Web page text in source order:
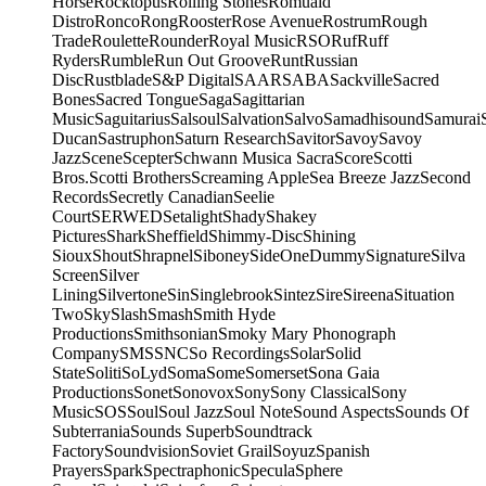
DistroRoncoRongRoosterRose AvenueRostrumRough
TradeRouletteRounderRoyal MusicRSORufRuff
RydersRumbleRun Out GrooveRuntRussian
DiscRustbladeS&P DigitalSAARSABASackvilleSacred
BonesSacred TongueSagaSagittarian
MusicSaguitariusSalsoulSalvationSalvoSamadhisoundSamurai
DucanSastruphonSaturn ResearchSavitorSavoySavoy
JazzSceneScepterSchwann Musica SacraScoreScotti
Bros.Scotti BrothersScreaming AppleSea Breeze JazzSecond
RecordsSecretly CanadianSeelie
CourtSERWEDSetalightShadyShakey
PicturesSharkSheffieldShimmy-DiscShining
SiouxShoutShrapnelSiboneySideOneDummySignatureSilva
ScreenSilver
LiningSilvertoneSinSinglebrookSintezSireSireenaSituation
TwoSkySlashSmashSmith Hyde
ProductionsSmithsonianSmoky Mary Phonograph
CompanySMSSNCSo RecordingsSolarSolid
StateSolitiSoLydSomaSomeSomersetSona Gaia
ProductionsSonetSonovoxSonySony ClassicalSony
MusicSOSSoulSoul JazzSoul NoteSound AspectsSounds Of
SubterraniaSounds SuperbSoundtrack
FactorySoundvisionSoviet GrailSoyuzSpanish
PrayersSparkSpectraphonicSpeculaSphere